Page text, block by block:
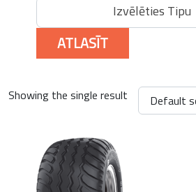
Showing the single result
Izvēlēties Tipu
ATLASĪT